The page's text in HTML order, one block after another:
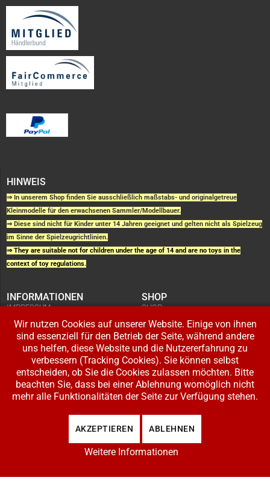
HINWEIS
⇒ In unserem Shop finden Sie ausschließlich maßstabs- und originalgetreue
Kleinmodelle für den erwachsenen Sammler/Modellbauer.
⇒ Diese sind nicht für Kinder unter 14 Jahren geeignet und gelten nicht als Spielzeug
im Sinne der Spielzeugrichtlinien.
⇒ They are suitable not for children under the age of 14 and are no toys in the
context of toy regulations.
INFORMATIONEN
IMPRESSUM
KUNDENINFORMATIONEN
WIDERRUFSRECHT
DATENSCHUTZERKLÄRUNG
ZAHLUNG UND VERSAND
SHOP
SHOP
BESTELLUNGEN
ADRESSE BEARBEITEN
IHR KONTO
LOGIN
REGISTRIEREN
Copyright © 2026 Modellbahnladen Klee GbR. Alle Rechte vorbehalten. Design:
Wir nutzen Cookies auf unserer Website. Einige von ihnen
sind essenziell für den Betrieb der Seite, während andere
uns helfen, diese Website und die Nutzererfahrung zu
verbessern (Tracking Cookies). Sie können selbst
entscheiden, ob Sie die Cookies zulassen möchten. Bitte
beachten Sie, dass bei einer Ablehnung womöglich nicht
mehr alle Funktionalitäten der Seite zur Verfügung stehen.
AKZEPTIEREN ABLEHNEN
Weitere Informationen